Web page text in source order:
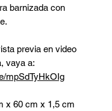
barnizada con
previa en video
vaya a:
mpSdTyHkOIg
x 60 cm x 1,5 cm